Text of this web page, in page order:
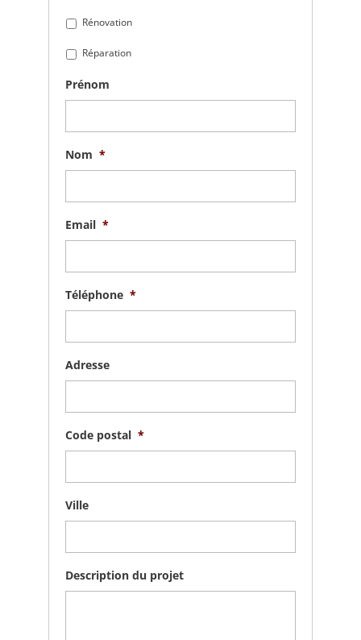
Rénovation
Réparation
Prénom
Nom *
Email *
Téléphone *
Adresse
Code postal *
Ville
Description du projet